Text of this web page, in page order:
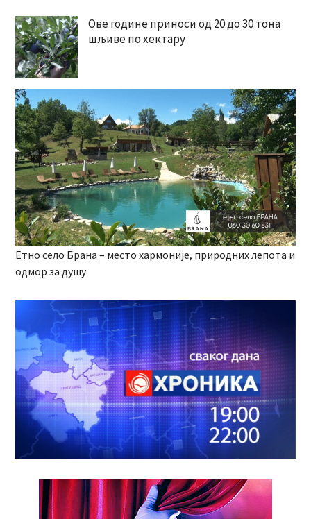
Ове године приноси од 20 до 30 тона
шљиве по хектару
Етно село Брана – место хармоније, природних лепота и
одмор за душу